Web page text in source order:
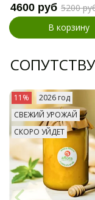
4600 руб 5200
В корзину
11%
2026 год
СВЕЖИЙ УРОЖАЙ
СКОРО УЙДЕТ